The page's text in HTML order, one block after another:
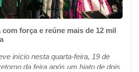
força e reúne mais de 12 mil
início nesta quarta-feira, 19 de
da feira após um hiato de dois